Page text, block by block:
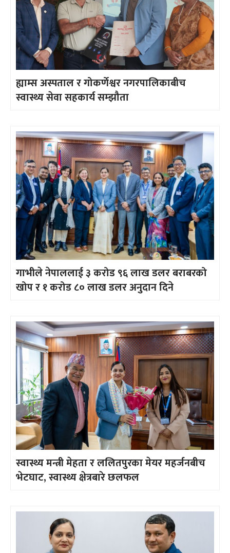
ह्याम्स अस्पताल र गोकर्णेश्वर नगरपालिकाबीच
स्वास्थ्य सेवा सहकार्य सम्झौता
गाभीले नेपाललाई ३ करोड ९६ लाख डलर बराबरको
खोप र १ करोड ८० लाख डलर अनुदान दिने
स्वास्थ्य मन्त्री मेहता र ललितपुरका मेयर महर्जनबीच
भेटघाट, स्वास्थ्य क्षेत्रबारे छलफल